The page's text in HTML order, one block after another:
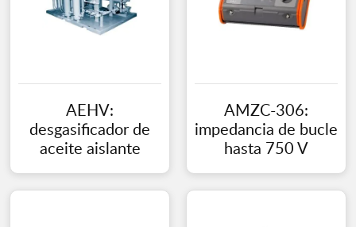
AEHV:
desgasificador de
aceite aislante
AMZC-306:
impedancia de bucle
hasta 750 V